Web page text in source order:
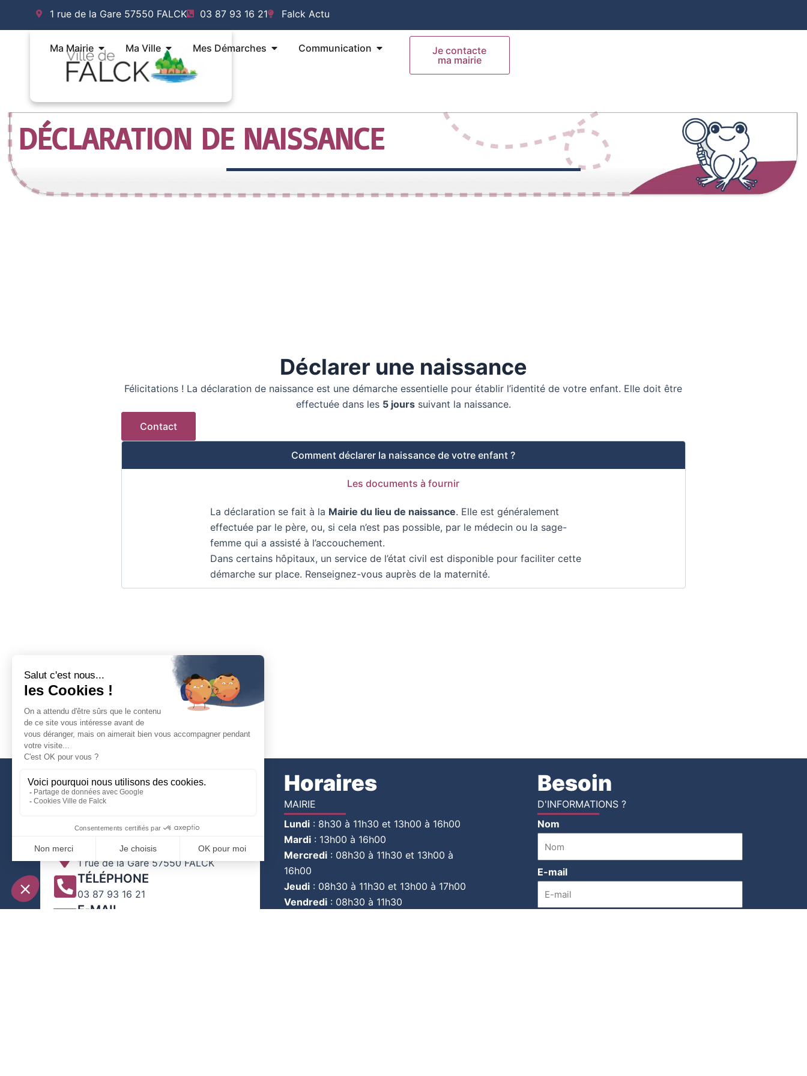
1 rue de la Gare 57550 FALCK 03 87 93 16 21 Falck Actu
Ma Mairie Ouvrir Ma Mairie
Ma Ville Ouvrir Ma Ville
Mes Démarches Ouvrir Mes Démarches
Communication Ouvrir Communication
Je contacte
ma mairie
DÉCLARATION DE NAISSANCE
Déclarer une naissance
Félicitations ! La déclaration de naissance est une démarche essentielle pour établir l’identité de votre enfant. Elle doit être
effectuée dans les 5 jourssuivant la naissance.
Contact
Comment déclarer la naissance de votre enfant ?
Les documents à fournir
La déclaration se fait à la Mairie du lieu de naissance. Elle est généralement
effectuée par le père, ou, si cela n’est pas possible, par le médecin ou la sage-
femme qui a assisté à l’accouchement.
Dans certains hôpitaux, un service de l’état civil est disponible pour faciliter cette
démarche sur place. Renseignez-vous auprès de la maternité.
ADRESSE
1 rue de la Gare 57550 FALCK
TÉLÉPHONE
03 87 93 16 21
E-MAIL
Horaires
MAIRIE
Lundi : 8h30 à 11h30 et 13h00 à 16h00
Mardi : 13h00 à 16h00
Mercredi : 08h30 à 11h30 et 13h00 à
16h00
Jeudi : 08h30 à 11h30 et 13h00 à 17h00
Vendredi : 08h30 à 11h30
Besoin
D'INFORMATIONS ?
Nom
E-mail